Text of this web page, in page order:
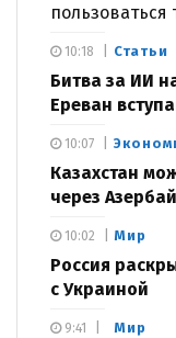
Статьи
Битва за ИИ
Ереван
10:18
Казахстан
через
10:07
Мир
Россия
с Украиной
10:02
Мир
9:41